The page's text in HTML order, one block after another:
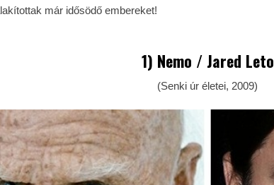
már idősödő embereket!
1) Nemo / Jared Leto
(Senki úr életei, 2009)